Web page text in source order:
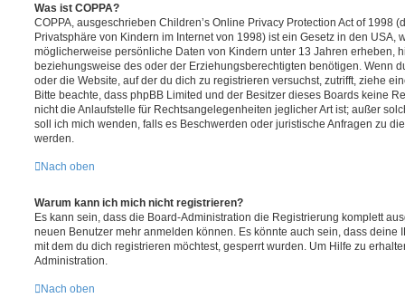
Was ist COPPA?
COPPA, ausgeschrieben Children’s Online Privacy Protection Act of 1998
Privatsphäre von Kindern im Internet von 1998) ist ein Gesetz in den USA,
möglicherweise persönliche Daten von Kindern unter 13 Jahren erheben,
beziehungsweise des oder der Erziehungsberechtigten benötigen. Wenn
oder die Website, auf der du dich zu registrieren versuchst, zutrifft, ziehe
Bitte beachte, dass phpBB Limited und der Besitzer dieses Boards keine
nicht die Anlaufstelle für Rechtsangelegenheiten jeglicher Art ist; außer
soll ich mich wenden, falls es Beschwerden oder juristische Anfragen zu
werden.
Nach oben
Warum kann ich mich nicht registrieren?
Es kann sein, dass die Board-Administration die Registrierung komplett
neuen Benutzer mehr anmelden können. Es könnte auch sein, dass deine
mit dem du dich registrieren möchtest, gesperrt wurden. Um Hilfe zu
Administration.
Nach oben